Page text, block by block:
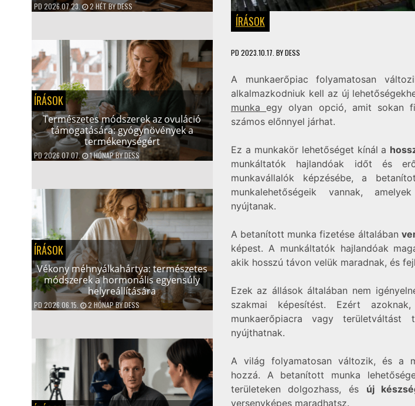
PD 2026.07.23. 2 HÉT BYDESS
ÍRÁSOK
Természetes módszerek az ovuláció
támogatására: gyógynövények a
termékenységért
PD2026.07.07. 1 HÓNAPBYDESS
ÍRÁSOK
Vékony méhnyálkahártya: természetes
módszerek a hormonális egyensúly
helyreállítására
PD2026.06.15. 2 HÓNAPBYDESS
ÍRÁSOK
PD 2023.10.17. BYDESS
A munkaerőpiac folyamatosan
alkalmazkodniuk kell az új
munkaegy olyan opció, amit sokan
számos előnnyel járhat.
Ez a munkakör lehetőséget kínál a
munkáltatók hajlandóak időt és
munkavállalók képzésébe, a
munkalehetőségeik vannak,
nyújtanak.
A betanított munka fizetése általában
képest. A munkáltatók hajlandóak
akik hosszú távon velük maradnak, és
Ezek az állások általában nem
szakmai képesítést. Ezért
munkaerőpiacra vagy területváltást
nyújthatnak.
A világ folyamatosan változik, és a
hozzá. A betanított munka
területeken dolgozhass, és új
versenyképes maradhatsz.